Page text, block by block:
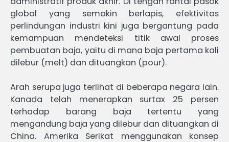
global yang semakin berlapis, efektivitas
perlindungan industri kini juga bergantung pada
kemampuan mendeteksi titik awal proses
pembuatan baja, yaitu di mana baja pertama kali
dilebur (melt) dan dituangkan (pour).
Arah serupa juga terlihat di beberapa negara lain.
Kanada telah menerapkan surtax 25 persen
terhadap barang baja tertentu yang
mengandung baja yang dilebur dan dituangkan di
China. Amerika Serikat menggunakan konsep